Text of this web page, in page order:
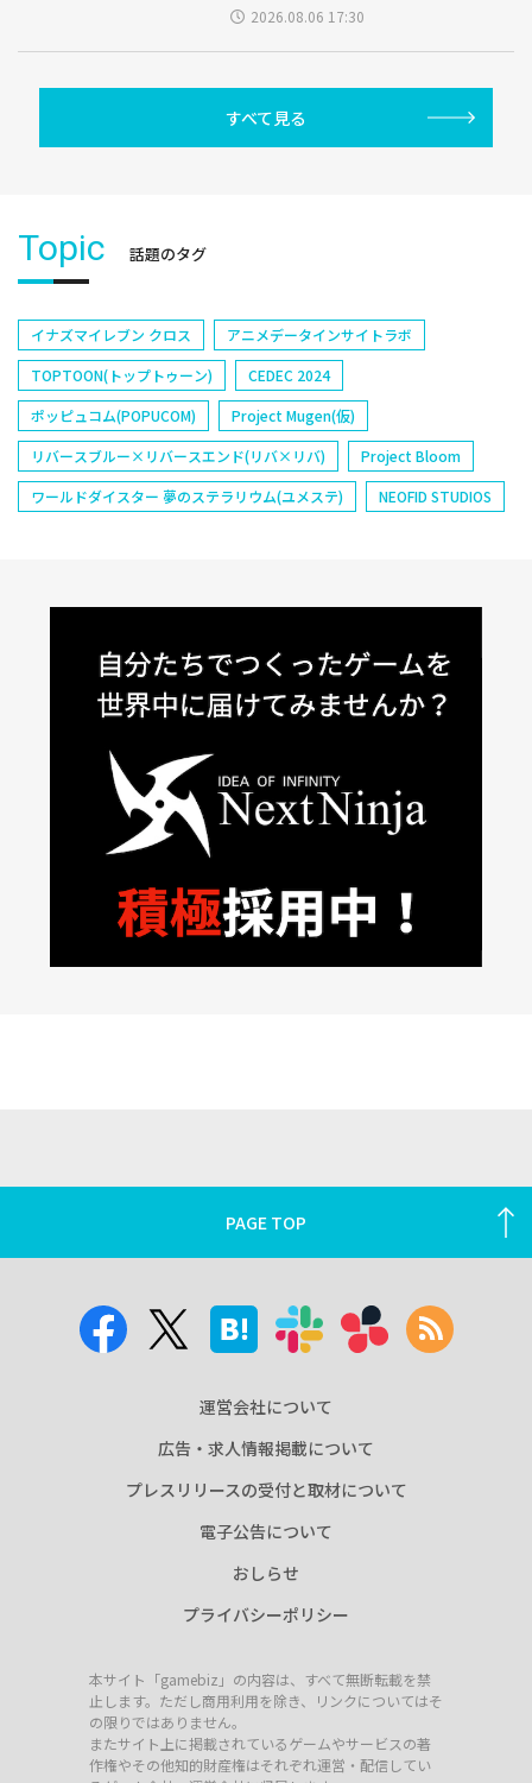
2026.08.06 17:30
すべて見る
Topic 話題のタグ
イナズマイレブン クロス
アニメデータインサイトラボ
TOPTOON(トップトゥーン)
CEDEC 2024
ポッピュコム(POPUCOM)
Project Mugen(仮)
リバースブルー×リバースエンド(リバ×リバ)
Project Bloom
ワールドダイスター 夢のステラリウム(ユメステ)
NEOFID STUDIOS
PAGE TOP
運営会社について
広告・求人情報掲載について
プレスリリースの受付と取材について
電子公告について
おしらせ
プライバシーポリシー
本サイト「gamebiz」の内容は、すべて無断転載を禁
止します。ただし商用利用を除き、リンクについてはそ
の限りではありません。
またサイト上に掲載されているゲームやサービスの著
作権やその他知的財産権はそれぞれ運営・配信してい